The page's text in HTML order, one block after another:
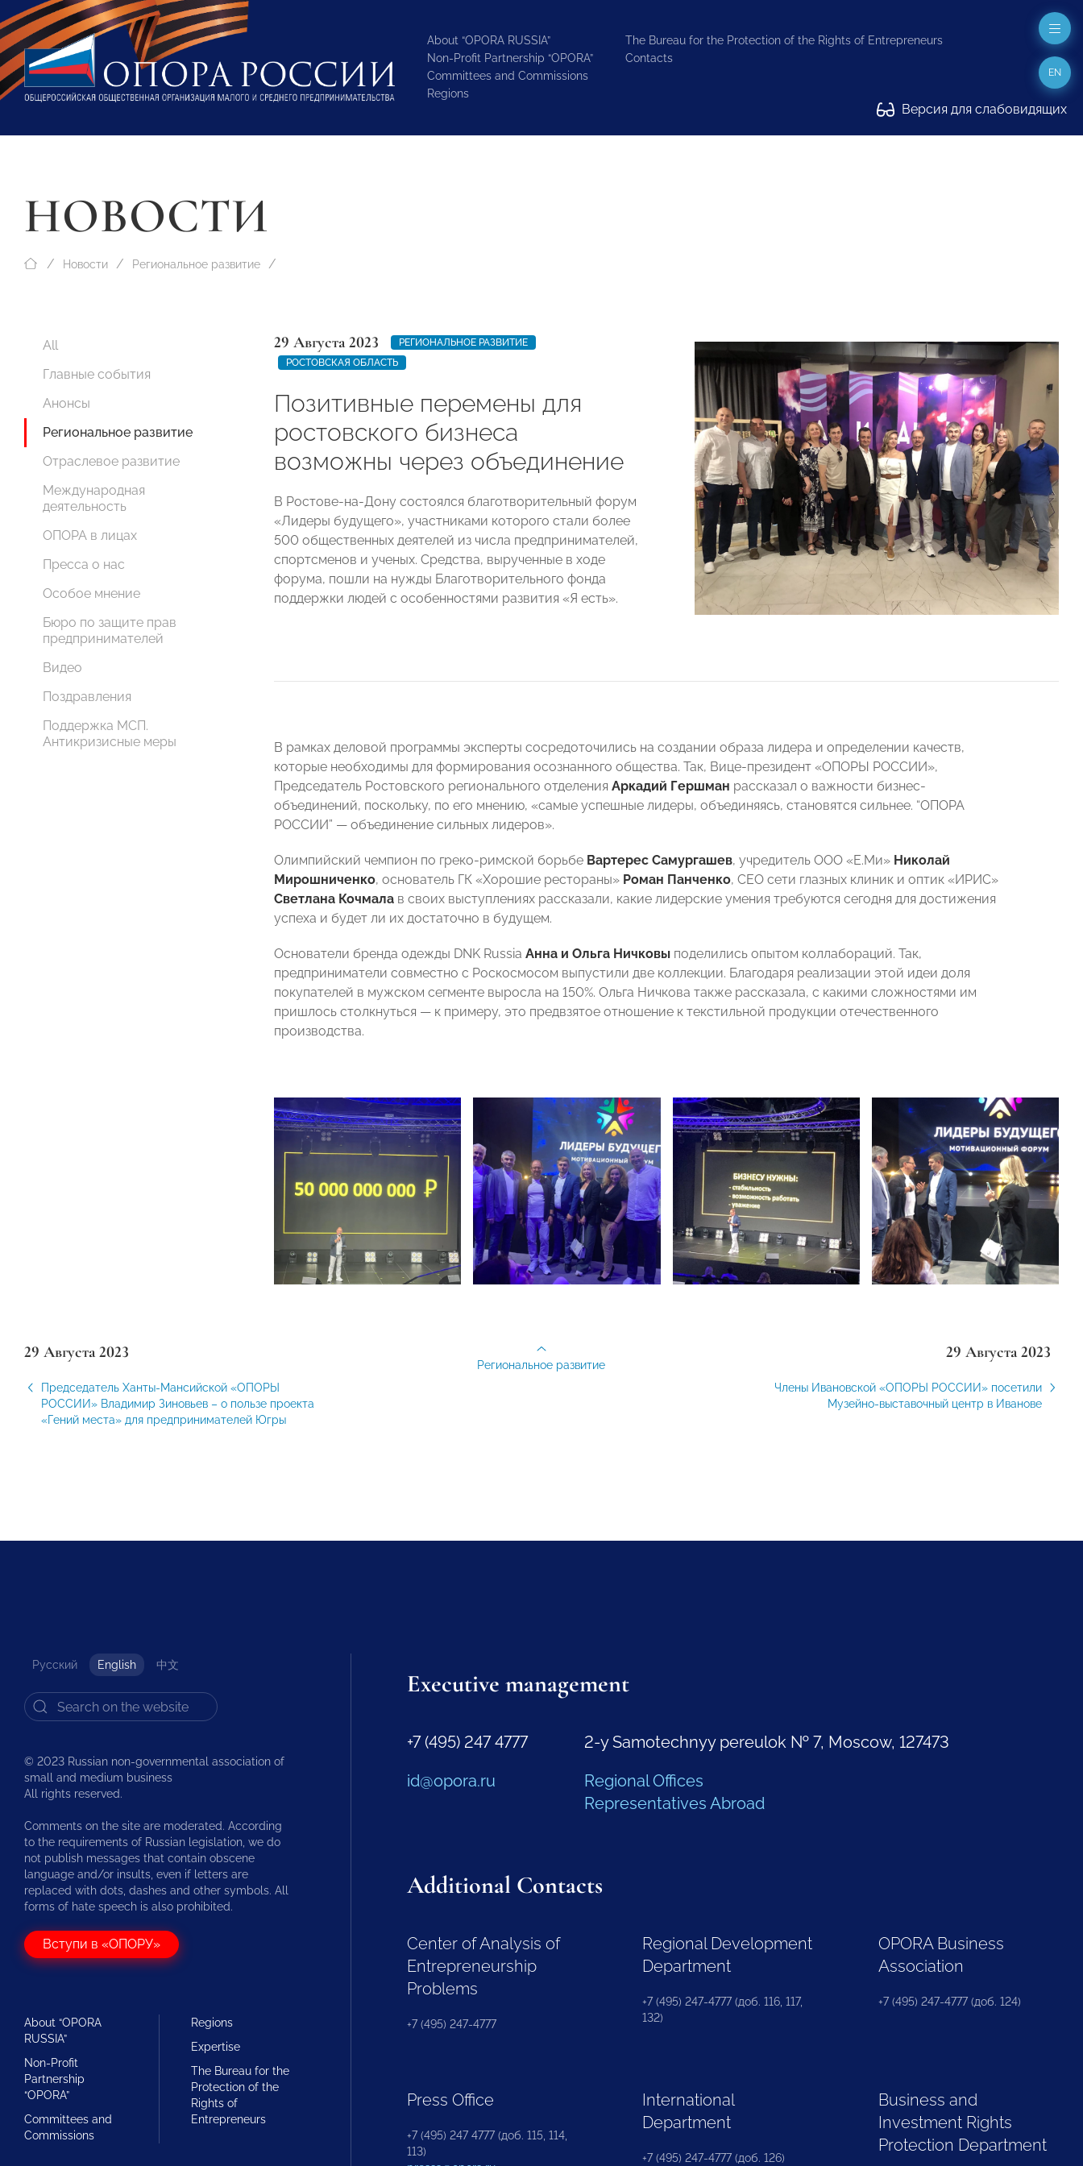
About “OPORA RUSSIA”
Non-Profit Partnership “OPORA”
Committees and Commissions
Regions
The Bureau for the Protection of the Rights of Entrepreneurs
Contacts
Версия для слабовидящих
EN
НОВОСТИ
Новости Региональное развитие
All
Главные события
Анонсы
Региональное развитие
Отраслевое развитие
Международная
деятельность
ОПОРА в лицах
Пресса о нас
Особое мнение
Бюро по защите прав
предпринимателей
Видео
Поздравления
Поддержка МСП.
Антикризисные меры
29 Августа 2023
РЕГИОНАЛЬНОЕ РАЗВИТИЕ
РОСТОВСКАЯ ОБЛАСТЬ
Позитивные перемены для
ростовского бизнеса
возможны через объединение
В Ростове-на-Дону состоялся благотворительный форум
«Лидеры будущего», участниками которого стали более
500 общественных деятелей из числа предпринимателей,
спортсменов и ученых. Средства, вырученные в ходе
форума, пошли на нужды Благотворительного фонда
поддержки людей с особенностями развития «Я есть».
В рамках деловой программы эксперты сосредоточились на создании образа лидера и определении качеств,
которые необходимы для формирования осознанного общества. Так, Вице-президент «ОПОРЫ РОССИИ»,
Председатель Ростовского регионального отделения Аркадий Гершман рассказал о важности бизнес-
объединений, поскольку, по его мнению, «самые успешные лидеры, объединяясь, становятся сильнее. “ОПОРА
РОССИИ” — объединение сильных лидеров».
Олимпийский чемпион по греко-римской борьбе Вартерес Самургашев, учредитель ООО «Е.Ми» Николай
Мирошниченко, основатель ГК «Хорошие рестораны» Роман Панченко, СEO сети глазных клиник и оптик «ИРИС»
Светлана Кочмала в своих выступлениях рассказали, какие лидерские умения требуются сегодня для достижения
успеха и будет ли их достаточно в будущем.
Основатели бренда одежды DNK Russia Анна и Ольга Ничковы поделились опытом коллабораций. Так,
предприниматели совместно с Роскосмосом выпустили две коллекции. Благодаря реализации этой идеи доля
покупателей в мужском сегменте выросла на 150%. Ольга Ничкова также рассказала, с какими сложностями им
пришлось столкнуться — к примеру, это предвзятое отношение к текстильной продукции отечественного
производства.
29 Августа 2023
Председатель Ханты-Мансийской «ОПОРЫ
РОССИИ» Владимир Зиновьев – о пользе проекта
«Гений места» для предпринимателей Югры
29 Августа 2023
Члены Ивановской «ОПОРЫ РОССИИ» посетили
Музейно-выставочный центр в Иванове
Региональное развитие
Русский English 中文
© 2023 Russian non-governmental association of
small and medium business
All rights reserved.
Comments on the site are moderated. According
to the requirements of Russian legislation, we do
not publish messages that contain obscene
language and/or insults, even if letters are
replaced with dots, dashes and other symbols. All
forms of hate speech is also prohibited.
Вступи в «ОПОРУ»
About “OPORA
RUSSIA”
Non-Profit
Partnership
“OPORA”
Committees and
Commissions
Regions
Expertise
The Bureau for the
Protection of the
Rights of
Entrepreneurs
Executive management
+7 (495) 247 4777
id@opora.ru
2-y Samotechnyy pereulok № 7, Moscow, 127473
Regional Offices
Representatives Abroad
Additional Contacts
Center of Analysis of
Entrepreneurship
Problems
+7 (495) 247-4777
Regional Development
Department
+7 (495) 247-4777 (доб. 116, 117,
132)
OPORA Business
Association
+7 (495) 247-4777 (доб. 124)
Press Office
+7 (495) 247 4777 (доб. 115, 114,
113)
International
Department
+7 (495) 247-4777 (доб. 126)
Business and
Investment Rights
Protection Department